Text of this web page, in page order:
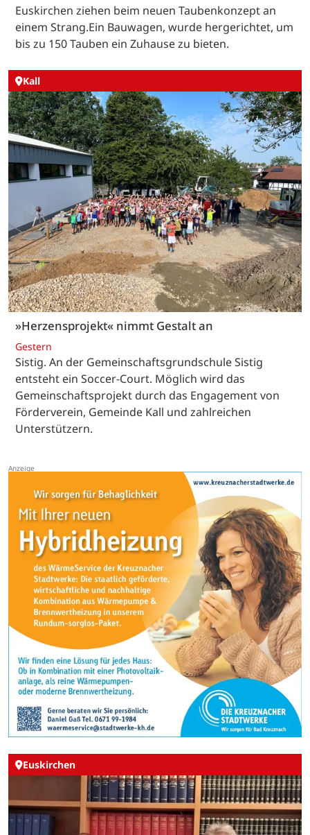
Euskirchen ziehen beim neuen Taubenkonzept an
einem Strang.Ein Bauwagen, wurde hergerichtet, um
bis zu 150 Tauben ein Zuhause zu bieten.
Kall
»Herzensprojekt« nimmt Gestalt an
Gestern
Sistig. An der Gemeinschaftsgrundschule Sistig
entsteht ein Soccer-Court. Möglich wird das
Gemeinschaftsprojekt durch das Engagement von
Förderverein, Gemeinde Kall und zahlreichen
Unterstützern.
Euskirchen